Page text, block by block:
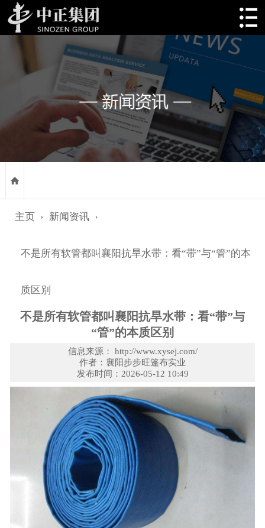
主页 新闻资讯
不是所有软管都叫襄阳抗旱水带：看“带”与“管”的本
质区别
不是所有软管都叫襄阳抗旱水带：看“带”与
“管”的本质区别
信息来源： http://www.xysej.com/
作者：襄阳步步旺篷布实业
发布时间：2026-05-12 10:49